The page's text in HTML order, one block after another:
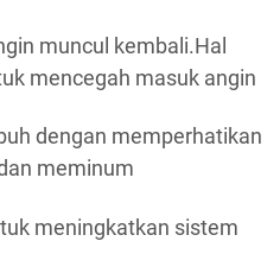
muncul kembali.Hal
mencegah masuk angin
dengan memperhatikan
meminum
meningkatkan sistem